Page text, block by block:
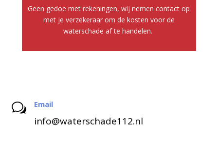
Geen gedoe met rekeningen, wij nemen contact op
met je verzekeraar om de kosten voor de
waterschade af te handelen.
w Email
info@waterschade112.nl